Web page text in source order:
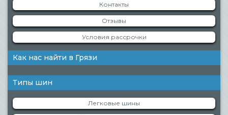
Контакты
Отзывы
Условия рассрочки
Как нас найти в Грязи
Типы шин
Легковые шины